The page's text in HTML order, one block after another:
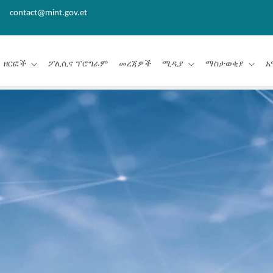
contact@mint.gov.et
ዘርፎች ፖሊሲና ፕሮግራም መረጃዎች ሚዲያ ማስታወቂያ